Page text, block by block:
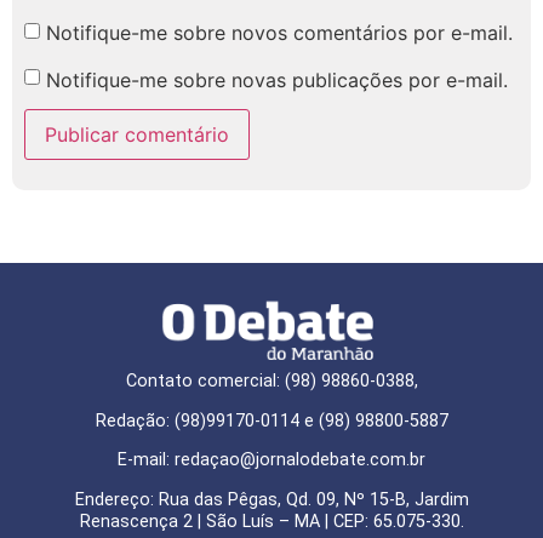
Notifique-me sobre novos comentários por e-mail.
Notifique-me sobre novas publicações por e-mail.
Contato comercial: (98) 98860-0388,
Redação: (98)99170-0114 e (98) 98800-5887
E-mail: redaçao@jornalodebate.com.br
Endereço: Rua das Pêgas, Qd. 09, Nº 15-B, Jardim
Renascença 2 | São Luís – MA | CEP: 65.075-330.